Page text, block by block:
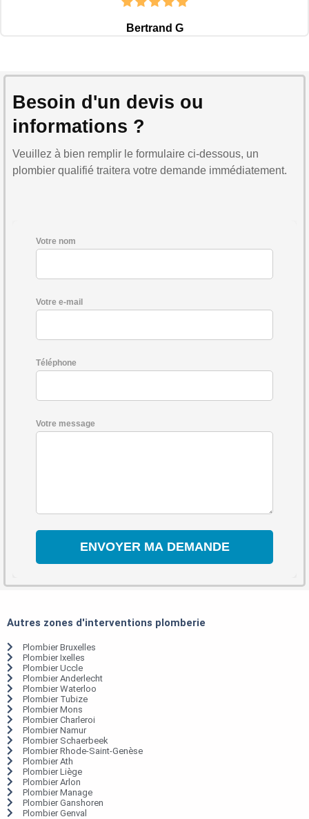
Bertrand G
Besoin d'un devis ou
informations ?
Veuillez à bien remplir le formulaire ci-dessous, un
plombier qualifié traitera votre demande immédiatement.
Votre nom
Votre e-mail
Téléphone
Votre message
Autres zones d'interventions plomberie
Plombier Bruxelles
Plombier Ixelles
Plombier Uccle
Plombier Anderlecht
Plombier Waterloo
Plombier Tubize
Plombier Mons
Plombier Charleroi
Plombier Namur
Plombier Schaerbeek
Plombier Rhode-Saint-Genèse
Plombier Ath
Plombier Liège
Plombier Arlon
Plombier Manage
Plombier Ganshoren
Plombier Genval